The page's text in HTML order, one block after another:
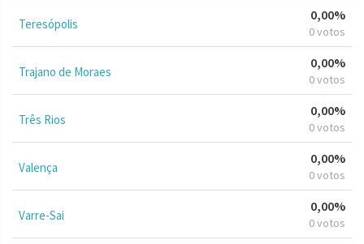
Teresópolis
0,00%
0 votos
Trajano de Moraes
0,00%
0 votos
Três Rios
0,00%
0 votos
Valença
0,00%
0 votos
Varre-Sai
0,00%
0 votos